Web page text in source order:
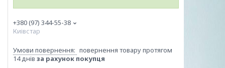
+380 (97) 344-55-38
Киівстар
повернення товару протягом
14 днів за рахунок покупця